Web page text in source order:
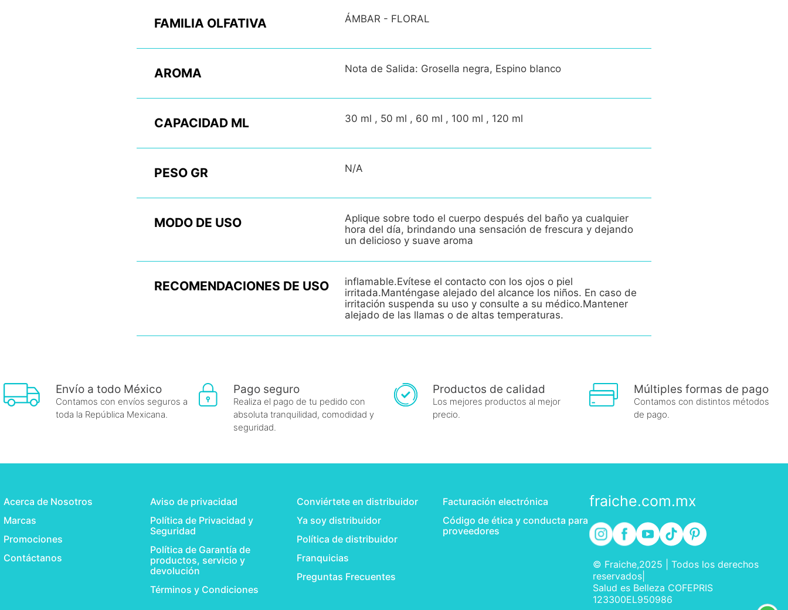
FAMILIA OLFATIVA ÁMBAR - FLORAL
AROMA Nota de Salida: Grosella negra, Espino blanco
CAPACIDAD ML 30 ml , 50 ml , 60 ml , 100 ml , 120 ml
PESO GR N/A
MODO DE USO
Aplique sobre todo el cuerpo después del baño ya cualquier
hora del día, brindando una sensación de frescura y dejando
un delicioso y suave aroma
RECOMENDACIONES DE USO
inflamable.Evítese el contacto con los ojos o piel
irritada.Manténgase alejado del alcance los niños. En caso de
irritación suspenda su uso y consulte a su médico.Mantener
alejado de las llamas o de altas temperaturas.
Envío a todo México
Contamos con envíos seguros a
toda la República Mexicana.
Pago seguro
Realiza el pago de tu pedido con
absoluta tranquilidad, comodidad y
seguridad.
Productos de calidad
Los mejores productos al mejor
precio.
Múltiples formas de pago
Contamos con distintos métodos
de pago.
Acerca de Nosotros
Marcas
Promociones
Contáctanos
Aviso de privacidad
Política de Privacidad y
Seguridad
Política de Garantía de
productos, servicio y
devolución
Términos y Condiciones
Conviértete en distribuidor
Ya soy distribuidor
Política de distribuidor
Franquicias
Preguntas Frecuentes
Facturación electrónica
Código de ética y conducta para
proveedores
fraiche.com.mx
© Fraiche,2025 | Todos los derechos
reservados|
Salud es Belleza COFEPRIS
123300EL950986